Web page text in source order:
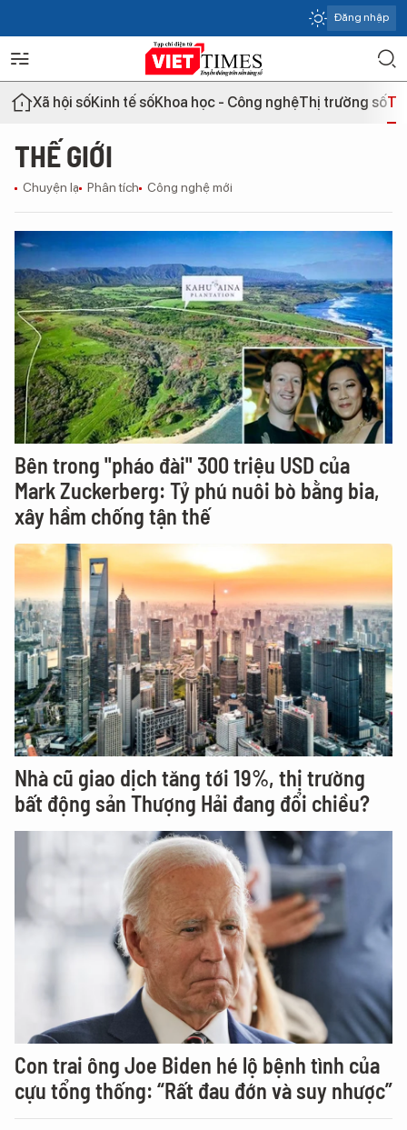
Đăng nhập
Xã hội sốKinh tế sốKhoa học - Công nghệThị trường số
THẾ GIỚI
Chuyện lạ Phân tích Công nghệ mới
Bên trong "pháo đài" 300 triệu USD của
Mark Zuckerberg: Tỷ phú nuôi bò bằng bia,
xây hầm chống tận thế
Nhà cũ giao dịch tăng tới 19%, thị trường
bất động sản Thượng Hải đang đổi chiều?
Con trai ông Joe Biden hé lộ bệnh tình của
cựu tổng thống: “Rất đau đớn và suy nhược”